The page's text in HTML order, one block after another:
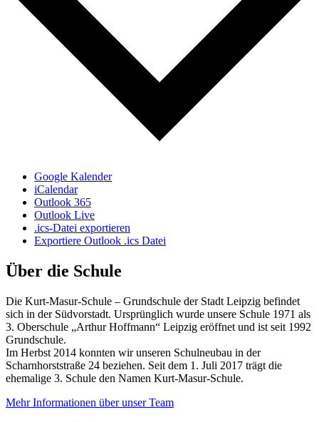
Google Kalender
iCalendar
Outlook 365
Outlook Live
.ics-Datei exportieren
Exportiere Outlook .ics Datei
Über die Schule
Die Kurt-Masur-Schule – Grundschule der Stadt Leipzig befindet
sich in der Südvorstadt. Ursprünglich wurde unsere Schule 1971 als
3. Oberschule „Arthur Hoffmann“ Leipzig eröffnet und ist seit 1992
Grundschule.
Im Herbst 2014 konnten wir unseren Schulneubau in der
Scharnhorststraße 24 beziehen. Seit dem 1. Juli 2017 trägt die
ehemalige 3. Schule den Namen Kurt-Masur-Schule.
Mehr Informationen über unser Team